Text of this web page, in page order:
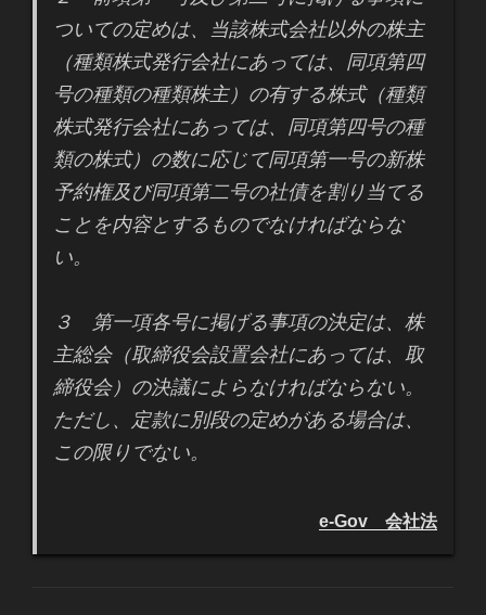
ついての定めは、当該株式会社以外の株主
（種類株式発行会社にあっては、同項第四
号の種類の種類株主）の有する株式（種類
株式発行会社にあっては、同項第四号の種
類の株式）の数に応じて同項第一号の新株
予約権及び同項第二号の社債を割り当てる
ことを内容とするものでなければならな
い。
３ 第一項各号に掲げる事項の決定は、株
主総会（取締役会設置会社にあっては、取
締役会）の決議によらなければならない。
ただし、定款に別段の定めがある場合は、
この限りでない。
e-Gov 会社法